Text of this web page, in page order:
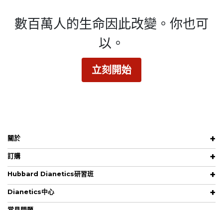
數百萬人的生命因此改變。 你也可
以。
立刻開始
關於
訂購
Hubbard Dianetics研習班
Dianetics中心